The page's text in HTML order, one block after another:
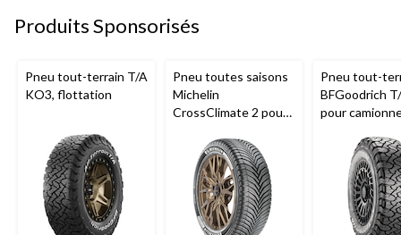
Produits Sponsorisés
Pneu tout-terrain T/A
KO3, flottation
Pneu toutes saisons
Michelin
CrossClimate 2 pour
et multisegments
Pneu tout-
BFGoodrich
pour